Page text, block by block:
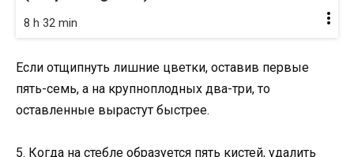
8 h 32 min
Если отщипнуть лишние цветки, оставив первые
пять-семь, а на крупноплодных два-три, то
оставленные вырастут быстрее.
5. Когда на стебле образуется пять кистей, удалить